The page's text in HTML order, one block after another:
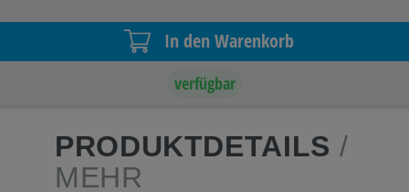
In den Warenkorb
verfügbar
PRODUKTDETAILS /
MEHR